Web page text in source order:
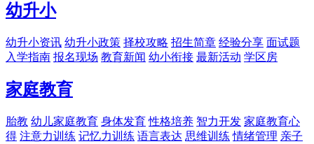
幼升小
幼升小资讯 幼升小政策 择校攻略 招生简章 经验分享 面试题
入学指南 报名现场 教育新闻 幼小衔接 最新活动 学区房
家庭教育
胎教 幼儿家庭教育 身体发育 性格培养 智力开发 家庭教育心
得 注意力训练 记忆力训练 语言表达 思维训练 情绪管理 亲子